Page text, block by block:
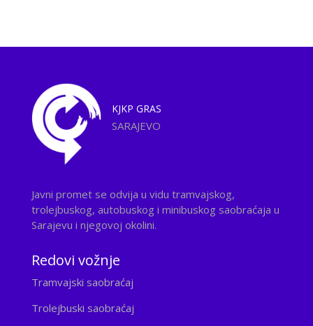
KJKP GRAS
SARAJEVO
Javni promet se odvija u vidu tramvajskog,
trolejbuskog, autobuskog i minibuskog saobraćaja u
Sarajevu i njegovoj okolini.
Redovi vožnje
Tramvajski saobraćaj
Trolejbuski saobraćaj